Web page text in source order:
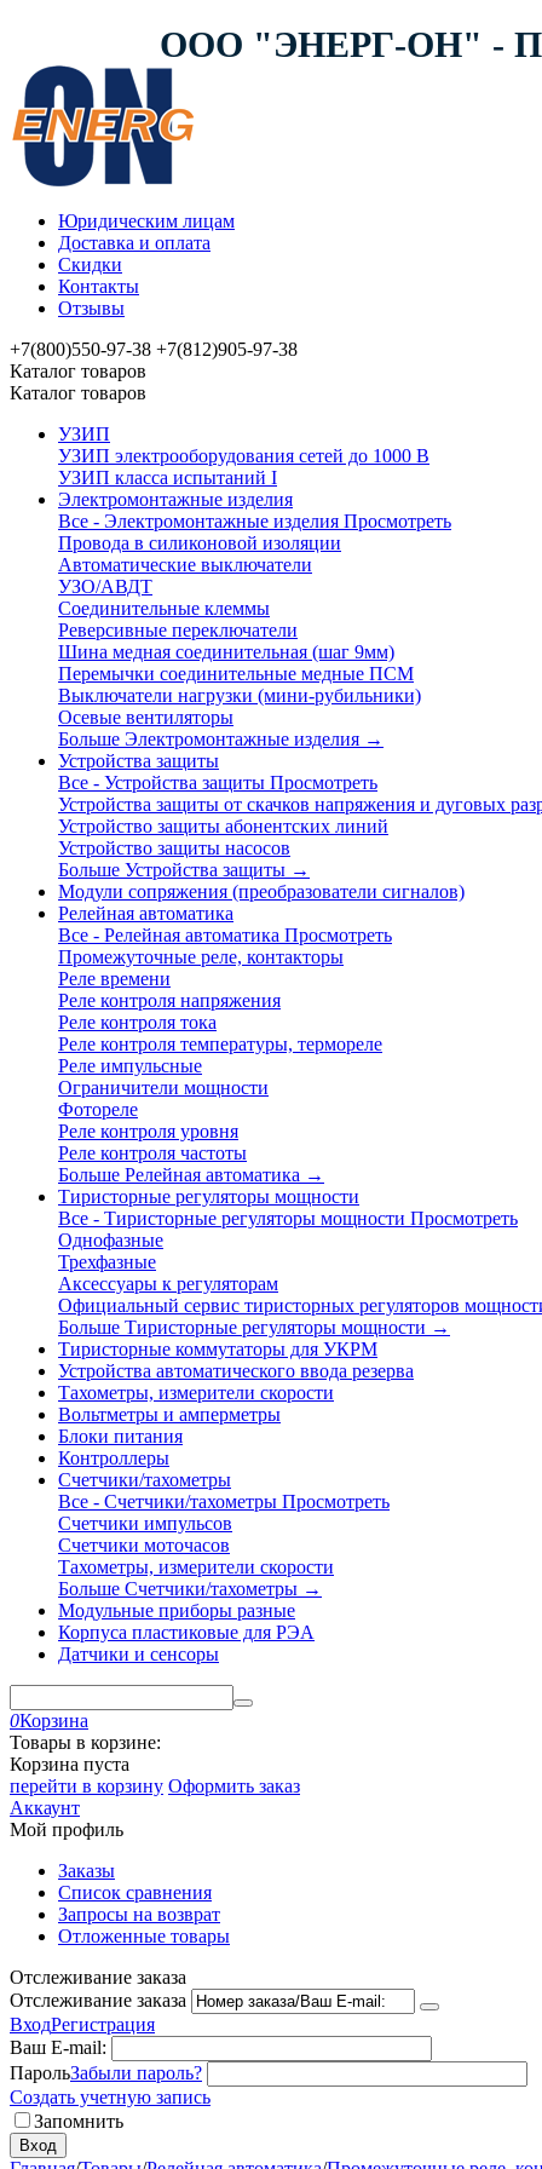
ООО "ЭНЕРГ-ОН" -
Юридическим лицам
Доставка и оплата
Скидки
Контакты
Отзывы
+7(800)550-97-38 +7(812)905-97-38
Каталог товаров
Каталог товаров
УЗИП
УЗИП электрооборудования сетей до 1000 В
УЗИП клaссa испытаний I
Электромонтажные изделия
Все - Электромонтажные изделия Просмотреть
Провода в силиконовой изоляции
Автоматические выключатели
УЗО/АВДТ
Соединительные клеммы
Реверсивные переключатели
Шина медная соединительная (шаг 9мм)
Перемычки соединительные медные ПСМ
Выключатели нагрузки (мини-рубильники)
Осевые вентиляторы
Больше Электромонтажные изделия →
Устройства защиты
Все - Устройства защиты Просмотреть
Устройства защиты от скачков напряжения и дуговых
Устройство защиты абонентских линий
Устройство защиты насосов
Больше Устройства защиты →
Модули сопряжения (преобразователи сигналов)
Релейная автоматика
Все - Релейная автоматика Просмотреть
Промежуточные реле, контакторы
Реле времени
Реле контроля напряжения
Реле контроля тока
Реле контроля температуры, термореле
Реле импульсные
Ограничители мощности
Фотореле
Реле контроля уровня
Реле контроля частоты
Больше Релейная автоматика →
Тиристорные регуляторы мощности
Все - Тиристорные регуляторы мощности Просмотреть
Однофазные
Трехфазные
Аксессуары к регуляторам
Официальный сервис тиристорных регуляторов
Больше Тиристорные регуляторы мощности →
Тиристорные коммутаторы для УКРМ
Устройства автоматического ввода резерва
Тахометры, измерители скорости
Вольтметры и амперметры
Блоки питания
Контроллеры
Счетчики/тахометры
Все - Счетчики/тахометры Просмотреть
Счетчики импульсов
Счетчики моточасов
Тахометры, измерители скорости
Больше Счетчики/тахометры →
Модульные приборы разные
Корпуса пластиковые для РЭА
Датчики и сенсоры
0Корзина
Товары в корзине:
Корзина пуста
перейти в корзину Оформить заказ
Аккаунт
Мой профиль
Заказы
Список сравнения
Запросы на возврат
Отложенные товары
Отслеживание заказа
Отслеживание заказа
ВходРегистрация
Ваш E-mail:
ПарольЗабыли пароль?
Создать учетную запись
Запомнить
Вход